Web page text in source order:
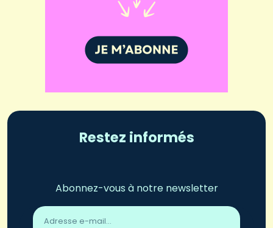
Restez informés
Abonnez-vous à notre newsletter
Adresse
email